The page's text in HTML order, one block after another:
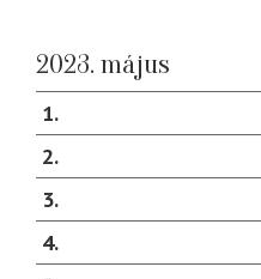
2023. május
1
2
3
4